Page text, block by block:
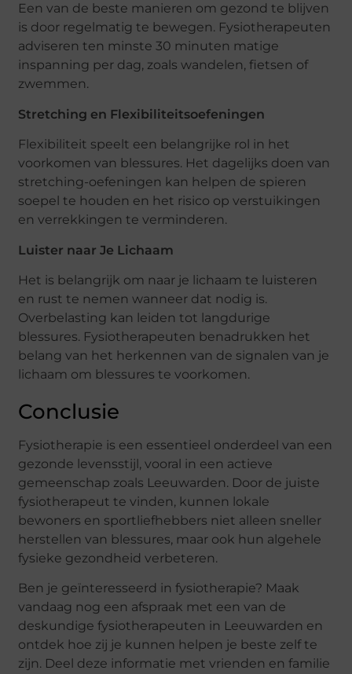
Een van de beste manieren om gezond te blijven
is door regelmatig te bewegen. Fysiotherapeuten
adviseren ten minste 30 minuten matige
inspanning per dag, zoals wandelen, fietsen of
zwemmen.
Stretching en Flexibiliteitsoefeningen
Flexibiliteit speelt een belangrijke rol in het
voorkomen van blessures. Het dagelijks doen van
stretching-oefeningen kan helpen de spieren
soepel te houden en het risico op verstuikingen
en verrekkingen te verminderen.
Luister naar Je Lichaam
Het is belangrijk om naar je lichaam te luisteren
en rust te nemen wanneer dat nodig is.
Overbelasting kan leiden tot langdurige
blessures. Fysiotherapeuten benadrukken het
belang van het herkennen van de signalen van je
lichaam om blessures te voorkomen.
Conclusie
Fysiotherapie is een essentieel onderdeel van een
gezonde levensstijl, vooral in een actieve
gemeenschap zoals Leeuwarden. Door de juiste
fysiotherapeut te vinden, kunnen lokale
bewoners en sportliefhebbers niet alleen sneller
herstellen van blessures, maar ook hun algehele
fysieke gezondheid verbeteren.
Ben je geïnteresseerd in fysiotherapie? Maak
vandaag nog een afspraak met een van de
deskundige fysiotherapeuten in Leeuwarden en
ontdek hoe zij je kunnen helpen je beste zelf te
zijn. Deel deze informatie met vrienden en familie